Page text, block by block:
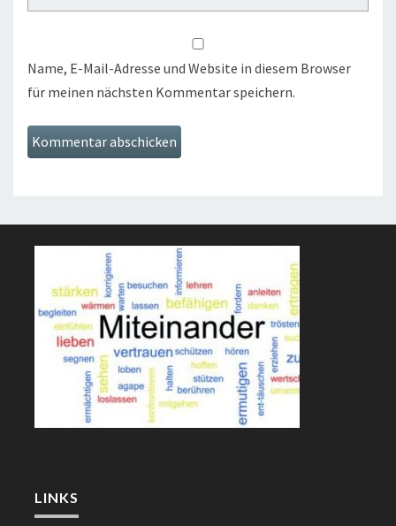
Name, E-Mail-Adresse und Website in diesem Browser
für meinen nächsten Kommentar speichern.
LINKS